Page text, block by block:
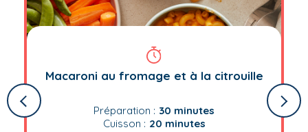
Macaroni au fromage et à la citrouille
Préparation : 30 minutes
Cuisson : 20 minutes